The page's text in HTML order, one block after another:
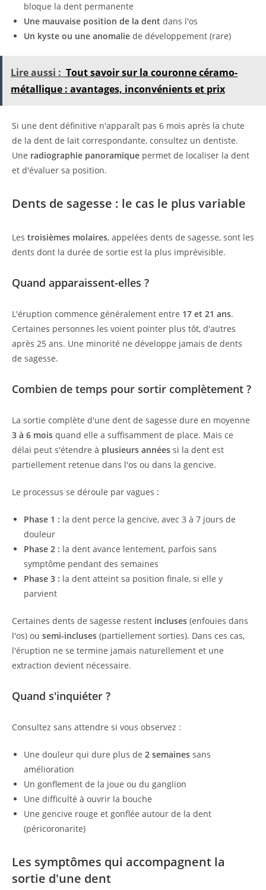
bloque la dent permanente
Une mauvaise position de la dent dans l'os
Un kyste ou une anomalie de développement (rare)
Lire aussi : Tout savoir sur la couronne céramo-
métallique : avantages, inconvénients et prix
Si une dent définitive n'apparaît pas 6 mois après la chute
de la dent de lait correspondante, consultez un dentiste.
Une radiographie panoramique permet de localiser la dent
et d'évaluer sa position.
Dents de sagesse : le cas le plus variable
Les troisièmes molaires, appelées dents de sagesse, sont les
dents dont la durée de sortie est la plus imprévisible.
Quand apparaissent-elles ?
L'éruption commence généralement entre 17 et 21 ans.
Certaines personnes les voient pointer plus tôt, d'autres
après 25 ans. Une minorité ne développe jamais de dents
de sagesse.
Combien de temps pour sortir complètement ?
La sortie complète d'une dent de sagesse dure en moyenne
3 à 6 mois quand elle a suffisamment de place. Mais ce
délai peut s'étendre à plusieurs années si la dent est
partiellement retenue dans l'os ou dans la gencive.
Le processus se déroule par vagues :
Phase 1 : la dent perce la gencive, avec 3 à 7 jours de
douleur
Phase 2 : la dent avance lentement, parfois sans
symptôme pendant des semaines
Phase 3 : la dent atteint sa position finale, si elle y
parvient
Certaines dents de sagesse restent incluses (enfouies dans
l'os) ou semi-incluses (partiellement sorties). Dans ces cas,
l'éruption ne se termine jamais naturellement et une
extraction devient nécessaire.
Quand s'inquiéter ?
Consultez sans attendre si vous observez :
Une douleur qui dure plus de 2 semaines sans
amélioration
Un gonflement de la joue ou du ganglion
Une difficulté à ouvrir la bouche
Une gencive rouge et gonflée autour de la dent
(péricoronarite)
Les symptômes qui accompagnent la
sortie d'une dent